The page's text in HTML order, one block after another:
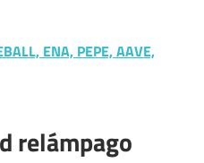
ENA, PEPE, AAVE,
relámpago